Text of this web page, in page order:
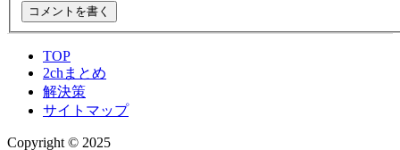
TOP
2chまとめ
解決策
サイトマップ
Copyright © 2025